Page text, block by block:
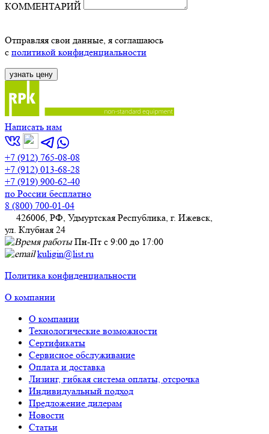
КОММЕНТАРИЙ
Отправляя свои данные, я соглашаюсь
с политикой конфиденциальности
Написать нам
+7 (912) 765-08-08
+7 (912) 013-68-28
+7 (919) 900-62-40
по России бесплатно
8 (800) 700-01-04
426006, РФ, Удмуртская Республика, г. Ижевск,
ул. Клубная 24
Пн-Пт с 9:00 до 17:00
kuligin@list.ru
Политика конфиденциальности
О компании
О компании
Технологические возможности
Сертификаты
Сервисное обслуживание
Оплата и доставка
Лизинг, гибкая система оплаты, отсрочка
Индивидуальный подход
Предложение дилерам
Новости
Статьи